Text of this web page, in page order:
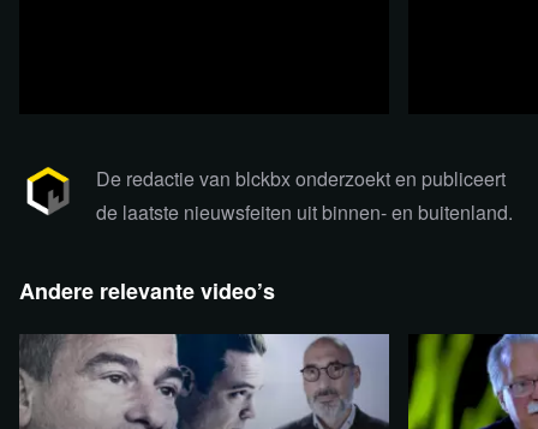
Lees verder
De redactie van blckbx onderzoekt en publiceert
de laatste nieuwsfeiten uit binnen- en buitenland.
Andere relevante video’s